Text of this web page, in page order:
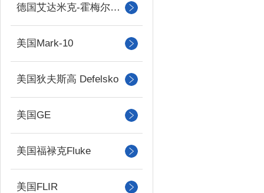
德国艾达米克-霍梅尔Hommel
美国Mark-10
美国狄夫斯高 Defelsko
美国GE
美国福禄克Fluke
美国FLIR